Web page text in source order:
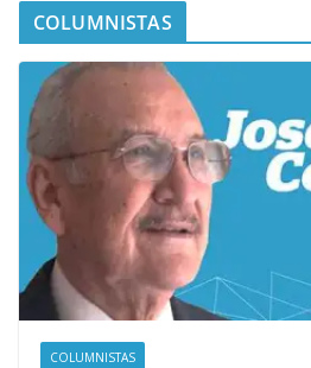
COLUMNISTAS
COLUMNISTAS